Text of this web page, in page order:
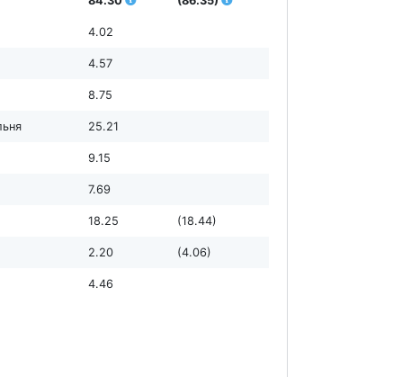
4.02
4.57
8.75
25.21
9.15
7.69
18.25 (18.44)
2.20 (4.06)
4.46